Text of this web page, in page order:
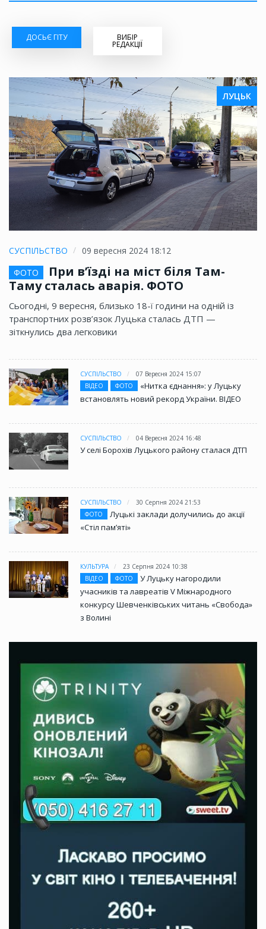
ДОСЬЄ ГІТУ ВИБІР
РЕДАКЦІЇ
ЛУЦЬК
СУСПІЛЬСТВО
09 вересня 2024 18:12
ФОТО
При в’їзді на міст біля Там-
Таму сталась аварія. ФОТО
Сьогодні, 9 вересня, близько 18-ї години на одній із
транспортних розв’язок Луцька сталась ДТП —
зіткнулись два легковики
СУСПІЛЬСТВО
07 Вересня 2024 15:07
ВІДЕО
ФОТО
«Нитка єднання»: у Луцьку
встановлять новий рекорд України. ВІДЕО
СУСПІЛЬСТВО 04 Вересня 2024 16:48
У селі Борохів Луцького району сталася ДТП
СУСПІЛЬСТВО
30 Серпня 2024 21:53
ФОТО
Луцькі заклади долучились до акції
«Стіл памʼяті»
КУЛЬТУРА
23 Серпня 2024 10:38
ВІДЕО
ФОТО
У Луцьку нагородили
учасників та лавреатів V Міжнародного
конкурсу Шевченківських читань «Свобода»
з Волині